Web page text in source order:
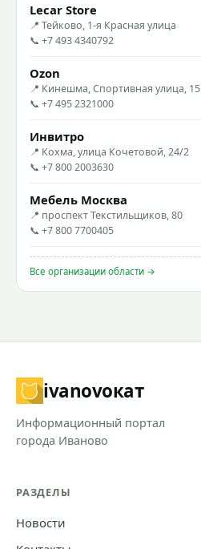
Lecar Store
📍 Тейково, 1-я Красная улица
📞 +7 493 4340792
Ozon
📍 Кинешма, Спортивная улица, 15
📞 +7 495 2321000
Инвитро
📍 Кохма, улица Кочетовой, 24/2
📞 +7 800 2003630
Мебель Москва
📍 проспект Текстильщиков, 80
📞 +7 800 7700405
Все организации области →
ivanovoкат
Информационный портал
города Иваново
РАЗДЕЛЫ
Новости